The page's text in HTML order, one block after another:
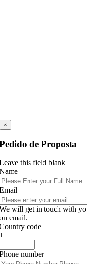
×
Pedido de Proposta
Leave this field blank
Name
Email
We will get in touch with
on email.
Country code
+
Phone number